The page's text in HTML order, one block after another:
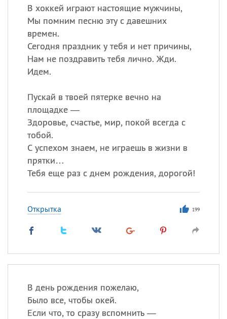
В хоккей играют настоящие мужчины,
Мы помним песню эту с давешних
времен.
Сегодня праздник у тебя и нет причины,
Нам не поздравить тебя лично. Жди.
Идем.
Пускай в твоей пятерке вечно на
площадке —
Здоровье, счастье, мир, покой всегда с
тобой.
С успехом знаем, не играешь в жизни в
прятки…
Тебя еще раз с днем рождения, дорогой!
Открытка 199
В день рождения пожелаю,
Было все, чтобы окей.
Если что, то сразу вспомнить —